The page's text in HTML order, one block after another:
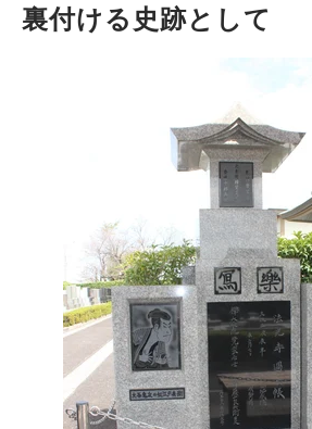
裏付ける史跡として